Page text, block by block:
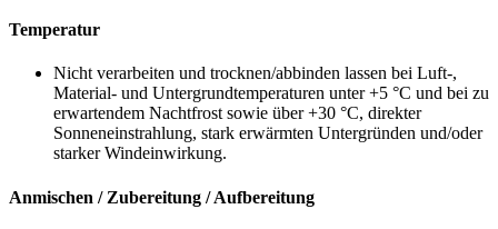
Temperatur
Nicht verarbeiten und trocknen/abbinden lassen bei Luft-,
Material- und Untergrundtemperaturen unter +5 °C und bei zu
erwartendem Nachtfrost sowie über +30 °C, direkter
Sonneneinstrahlung, stark erwärmten Untergründen und/oder
starker Windeinwirkung.
Anmischen / Zubereitung / Aufbereitung